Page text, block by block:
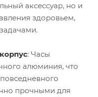
аксессуар, но и
здоровьем,
: Часы
алюминия, что
прочными для